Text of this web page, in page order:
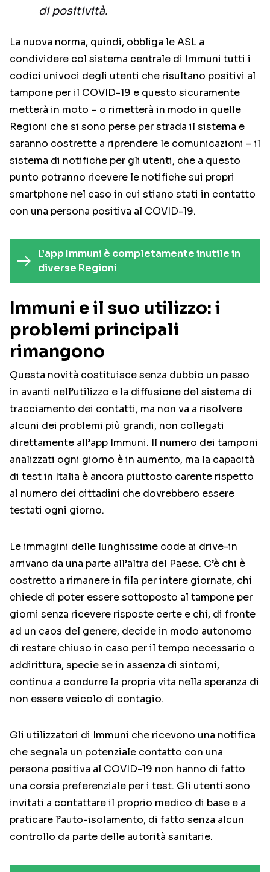
di positività.
La nuova norma, quindi, obbliga le ASL a
condividere col sistema centrale di Immuni tutti i
codici univoci degli utenti che risultano positivi al
tampone per il COVID-19 e questo sicuramente
metterà in moto – o rimetterà in modo in quelle
Regioni che si sono perse per strada il sistema e
saranno costrette a riprendere le comunicazioni – il
sistema di notifiche per gli utenti, che a questo
punto potranno ricevere le notifiche sui propri
smartphone nel caso in cui stiano stati in contatto
con una persona positiva al COVID-19.
L’app Immuni è completamente inutile in
diverse Regioni
Immuni e il suo utilizzo: i
problemi principali
rimangono
Questa novità costituisce senza dubbio un passo
in avanti nell’utilizzo e la diffusione del sistema di
tracciamento dei contatti, ma non va a risolvere
alcuni dei problemi più grandi, non collegati
direttamente all’app Immuni. Il numero dei tamponi
analizzati ogni giorno è in aumento, ma la capacità
di test in Italia è ancora piuttosto carente rispetto
al numero dei cittadini che dovrebbero essere
testati ogni giorno.
Le immagini delle lunghissime code ai drive-in
arrivano da una parte all’altra del Paese. C’è chi è
costretto a rimanere in fila per intere giornate, chi
chiede di poter essere sottoposto al tampone per
giorni senza ricevere risposte certe e chi, di fronte
ad un caos del genere, decide in modo autonomo
di restare chiuso in caso per il tempo necessario o
addirittura, specie se in assenza di sintomi,
continua a condurre la propria vita nella speranza di
non essere veicolo di contagio.
Gli utilizzatori di Immuni che ricevono una notifica
che segnala un potenziale contatto con una
persona positiva al COVID-19 non hanno di fatto
una corsia preferenziale per i test. Gli utenti sono
invitati a contattare il proprio medico di base e a
praticare l’auto-isolamento, di fatto senza alcun
controllo da parte delle autorità sanitarie.